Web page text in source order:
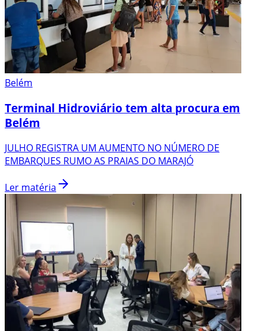
Belém
Terminal Hidroviário tem alta procura em
Belém
JULHO REGISTRA UM AUMENTO NO NÚMERO DE
EMBARQUES RUMO AS PRAIAS DO MARAJÓ
Ler matéria